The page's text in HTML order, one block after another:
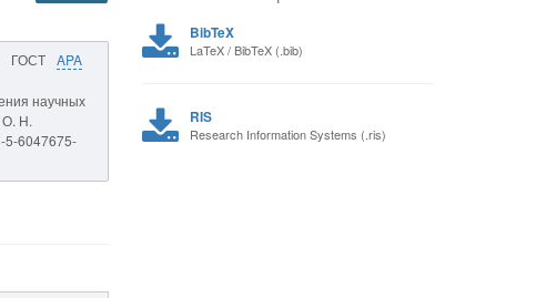
ГОСТ APA
научных
О. Н.
5-6047675-
BibTeX
LaTeX / BibTeX (.bib)
RIS
Research Information Systems (.ris)